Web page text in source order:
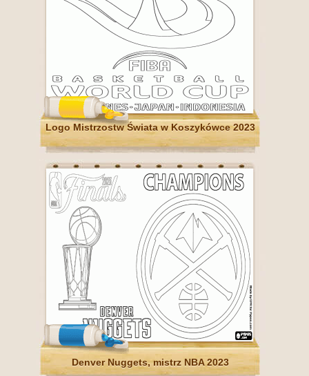
Logo Mistrzostw Świata w Koszykówce 2023
Denver Nuggets, mistrz NBA 2023